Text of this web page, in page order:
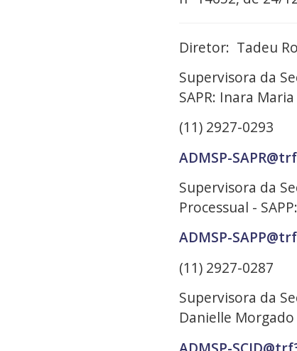
Diretor: Tadeu
Supervisora da
SAPR: Inara
(11) 2927-0293
ADMSP-
Supervisora da
Processual -
ADMSP-
(11) 2927-0287
Supervisora da
Danielle Morgado